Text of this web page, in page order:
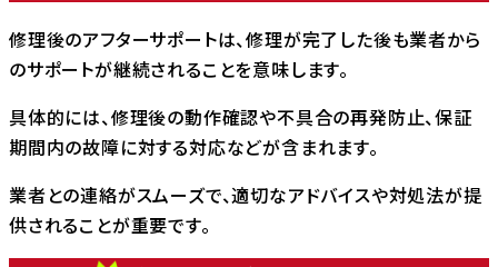
修理後のアフターサポートは、修理が完了した後も業者から
のサポートが継続されることを意味します。
具体的には、修理後の動作確認や不具合の再発防止、保証
期間内の故障に対する対応などが含まれます。
業者との連絡がスムーズで、適切なアドバイスや対処法が提
供されることが重要です。